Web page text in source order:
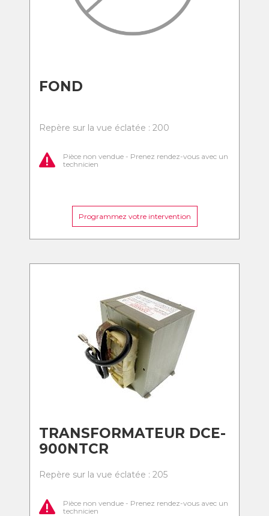
FOND
Repère sur la vue éclatée : 200
Pièce non vendue - Prenez rendez-vous avec un
technicien
Programmez votre intervention
TRANSFORMATEUR DCE-
900NTCR
Repère sur la vue éclatée : 205
Pièce non vendue - Prenez rendez-vous avec un
technicien